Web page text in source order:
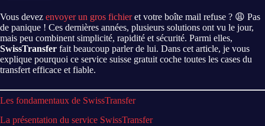
Vous devez envoyer un gros fichieret votre boîte mail refuse ? 😩 Pas
de panique ! Ces dernières années, plusieurs solutions ont vu le jour,
mais peu combinent simplicité, rapidité et sécurité. Parmi elles,
SwissTransfer fait beaucoup parler de lui. Dans cet article, je vous
explique pourquoi ce service suisse gratuit coche toutes les cases du
transfert efficace et fiable.
Les fondamentaux de SwissTransfer
La présentation du service SwissTransfer